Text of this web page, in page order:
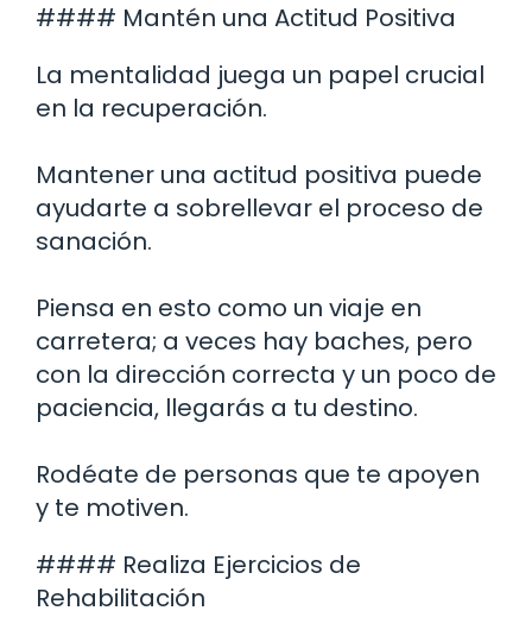
#### Mantén una Actitud Positiva
La mentalidad juega un papel crucial
en la recuperación.
Mantener una actitud positiva puede
ayudarte a sobrellevar el proceso de
sanación.
Piensa en esto como un viaje en
carretera; a veces hay baches, pero
con la dirección correcta y un poco de
paciencia, llegarás a tu destino.
Rodéate de personas que te apoyen
y te motiven.
#### Realiza Ejercicios de
Rehabilitación